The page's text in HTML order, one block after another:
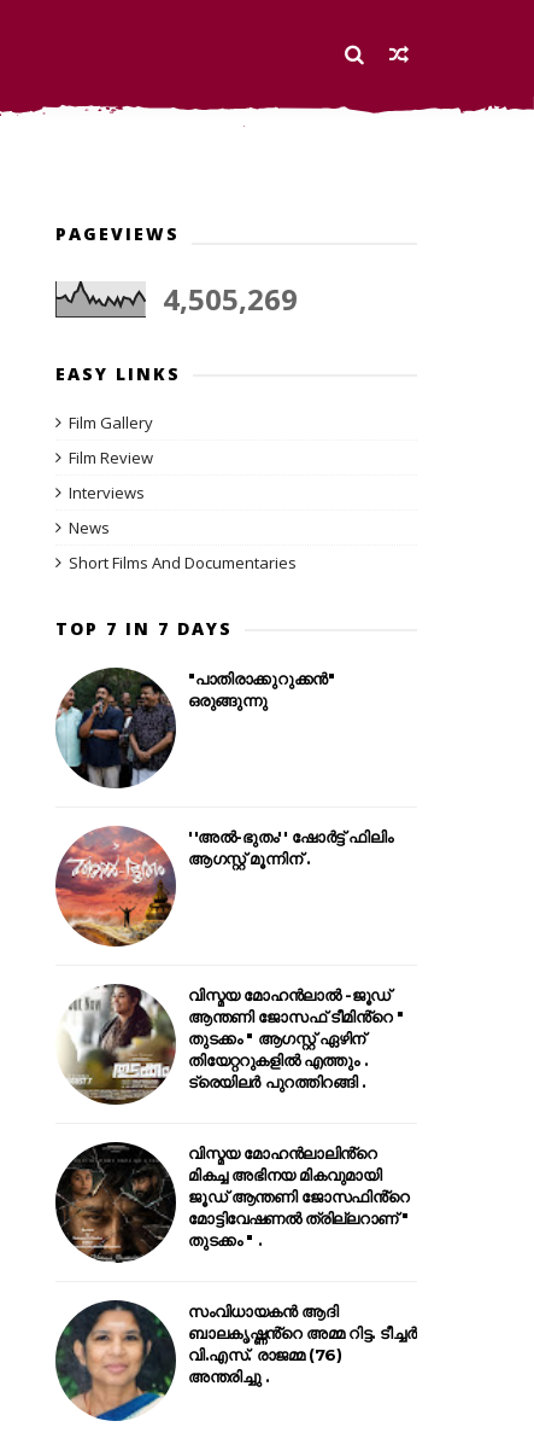
PAGEVIEWS
4,505,269
EASY LINKS
Film Gallery
Film Review
Interviews
News
Short Films And Documentaries
TOP 7 IN 7 DAYS
"പാതിരാക്കുറുക്കൻ"
ഒരുങ്ങുന്നു
''അൽ-ഭുതം'' ഷോർട്ട് ഫിലിം
ആഗസ്റ്റ് മൂന്നിന് .
വിസ്മയ മോഹൻലാൽ -ജൂഡ്
ആന്തണി ജോസഫ് ടീമിൻ്റെ "
തുടക്കം " ആഗസ്റ്റ് ഏഴിന്
തിയേറ്ററുകളിൽ എത്തും .
ട്രെയിലർ പുറത്തിറങ്ങി .
വിസ്മയ മോഹൻലാലിൻ്റെ
മികച്ച അഭിനയ മികവുമായി
ജൂഡ് ആന്തണി ജോസഫിൻ്റെ
മോട്ടിവേഷണൽ ത്രില്ലറാണ് "
തുടക്കം " .
സംവിധായകൻ ആദി
ബാലകൃഷ്ണൻ്റെ അമ്മ റിട്ട. ടീച്ചർ
വി.എസ്. രാജമ്മ (76)
അന്തരിച്ചു .